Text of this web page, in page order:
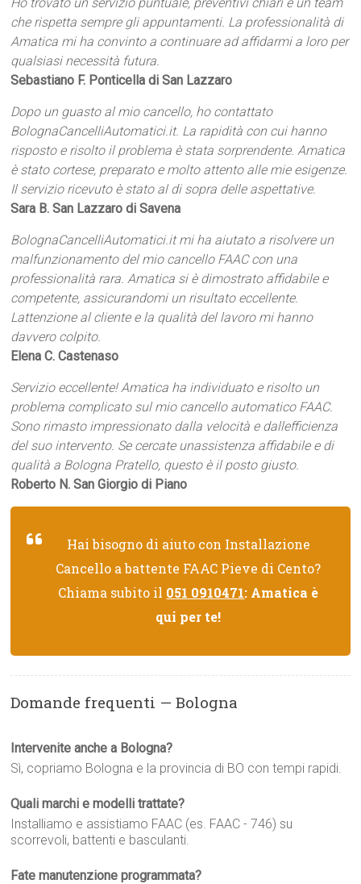
che rispetta sempre gli appuntamenti. La professionalità di
Amatica mi ha convinto a continuare ad affidarmi a loro per
qualsiasi necessità futura.
Sebastiano F. Ponticella di San Lazzaro
Dopo un guasto al mio cancello, ho contattato
BolognaCancelliAutomatici.it. La rapidità con cui hanno
risposto e risolto il problema è stata sorprendente. Amatica
è stato cortese, preparato e molto attento alle mie esigenze.
Il servizio ricevuto è stato al di sopra delle aspettative.
Sara B. San Lazzaro di Savena
BolognaCancelliAutomatici.it mi ha aiutato a risolvere un
malfunzionamento del mio cancello FAAC con una
professionalità rara. Amatica si è dimostrato affidabile e
competente, assicurandomi un risultato eccellente.
Lattenzione al cliente e la qualità del lavoro mi hanno
davvero colpito.
Elena C. Castenaso
Servizio eccellente! Amatica ha individuato e risolto un
problema complicato sul mio cancello automatico FAAC.
Sono rimasto impressionato dalla velocità e dallefficienza
del suo intervento. Se cercate unassistenza affidabile e di
qualità a Bologna Pratello, questo è il posto giusto.
Roberto N. San Giorgio di Piano
Hai bisogno di aiuto con Installazione
Cancello a battente FAAC Pieve di Cento?
Chiama subito il 051 0910471: Amatica è
qui per te!
Domande frequenti — Bologna
Intervenite anche a Bologna?
Sì, copriamo Bologna e la provincia di BO con tempi rapidi.
Quali marchi e modelli trattate?
Installiamo e assistiamo FAAC (es. FAAC - 746) su
scorrevoli, battenti e basculanti.
Fate manutenzione programmata?